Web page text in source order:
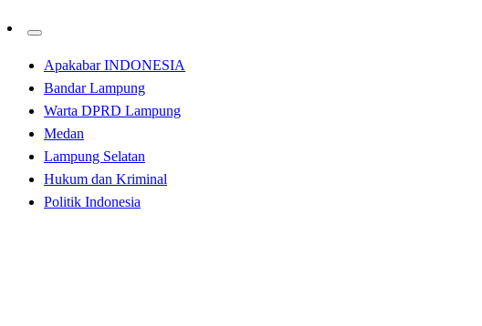
Apakabar INDONESIA
Bandar Lampung
Warta DPRD Lampung
Medan
Lampung Selatan
Hukum dan Kriminal
Politik Indonesia